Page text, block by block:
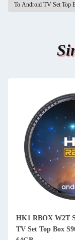
Το Android TV Set Top
HK1 RBOX W2T
TV Set Top Box